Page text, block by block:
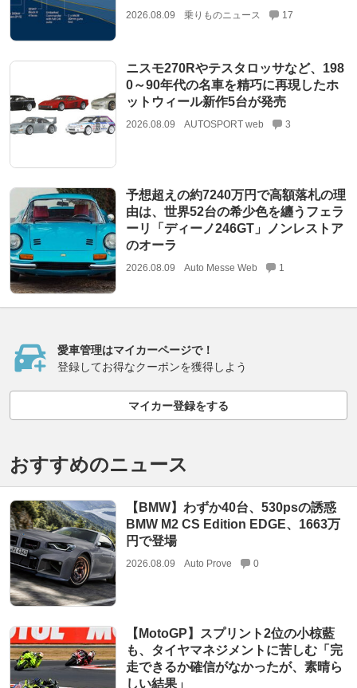
2026.08.09 乗りものニュース 17
ニスモ270Rやテスタロッサなど、198
0～90年代の名車を精巧に再現したホ
ットウィール新作5台が発売
2026.08.09 AUTOSPORT web 3
予想超えの約7240万円で高額落札の理
由は、世界52台の希少色を纏うフェラ
ーリ「ディーノ246GT」ノンレストア
のオーラ
2026.08.09 Auto Messe Web 1
愛車管理はマイカーページで！
登録してお得なクーポンを獲得しよう
マイカー登録をする
おすすめのニュース
【BMW】わずか40台、530psの誘惑
BMW M2 CS Edition EDGE、1663万
円で登場
2026.08.09 Auto Prove 0
【MotoGP】スプリント2位の小椋藍
も、タイヤマネジメントに苦しむ「完
走できるか確信がなかったが、素晴ら
しい結果」